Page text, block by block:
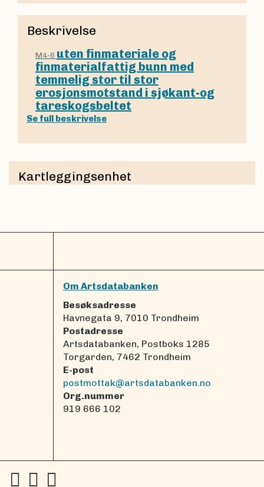
Beskrivelse
M4-6 uten finmateriale og
finmaterialfattig bunn med
temmelig stor til stor
erosjonsmotstand i sjøkant-og
tareskogsbeltet
Se full beskrivelse
Kartleggingsenhet
Om Artsdatabanken
Besøksadresse
Havnegata 9, 7010 Trondheim
Postadresse
Artsdatabanken, Postboks 1285
Torgarden, 7462 Trondheim
E-post
postmottak@artsdatabanken.no
Org.nummer
919 666 102